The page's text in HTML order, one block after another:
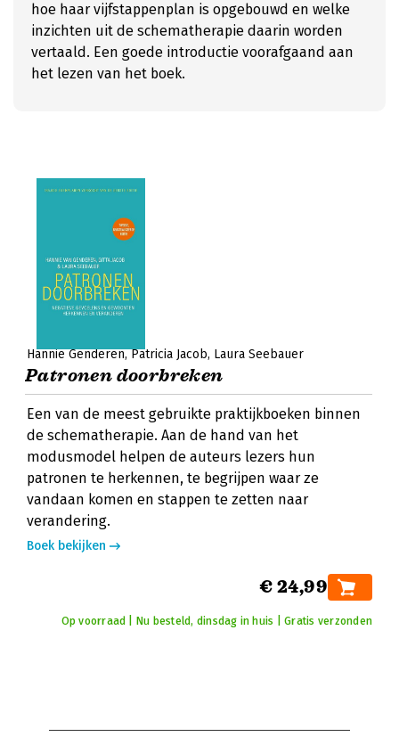
hoe haar vijfstappenplan is opgebouwd en welke
inzichten uit de schematherapie daarin worden
vertaald. Een goede introductie voorafgaand aan
het lezen van het boek.
Hannie Genderen Patricia Jacob Laura Seebauer
Patronen doorbreken
Een van de meest gebruikte praktijkboeken binnen
de schematherapie. Aan de hand van het
modusmodel helpen de auteurs lezers hun
patronen te herkennen, te begrijpen waar ze
vandaan komen en stappen te zetten naar
verandering.
Boek bekijken
€ 24,99
Op voorraad | Nu besteld, dinsdag in huis | Gratis verzonden